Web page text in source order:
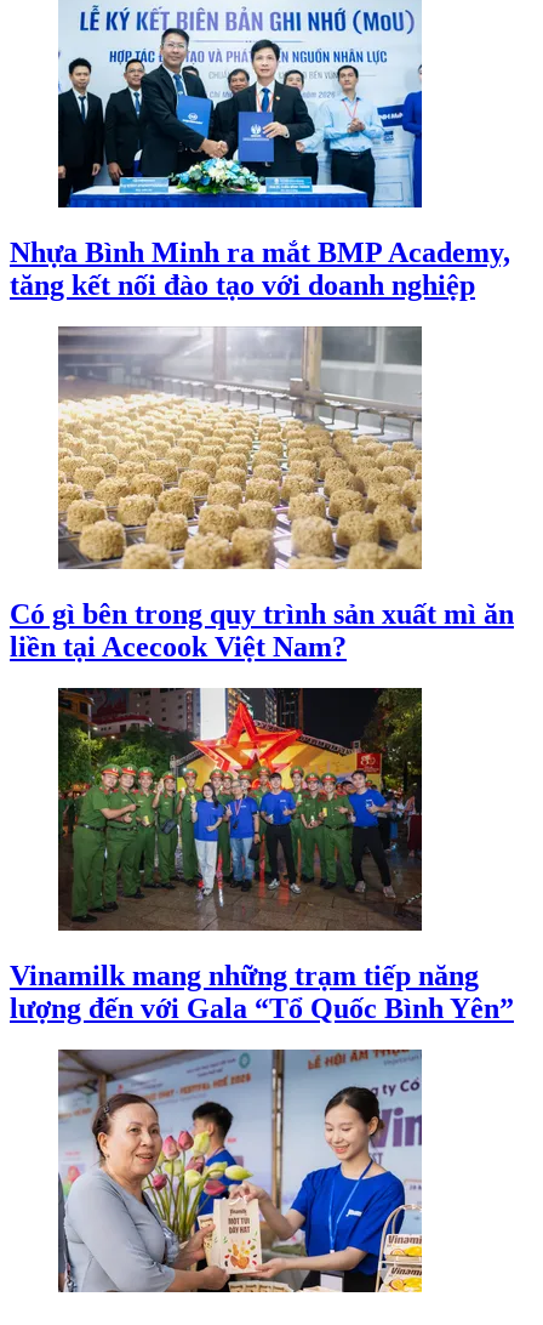
Nhựa Bình Minh ra mắt BMP Academy,
tăng kết nối đào tạo với doanh nghiệp
Có gì bên trong quy trình sản xuất mì ăn
liền tại Acecook Việt Nam?
Vinamilk mang những trạm tiếp năng
lượng đến với Gala “Tổ Quốc Bình Yên”